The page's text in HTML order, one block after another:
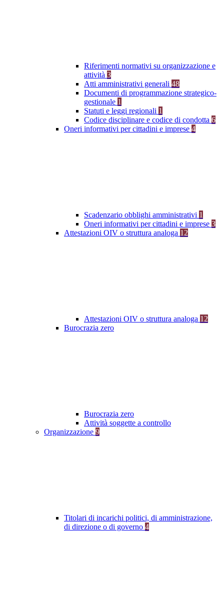
Riferimenti normativi su organizzazione e
attività 3
Atti amministrativi generali 48
Documenti di programmazione strategico-
gestionale 1
Statuti e leggi regionali 1
Codice disciplinare e codice di condotta 6
Oneri informativi per cittadini e imprese 4
Scadenzario obblighi amministrativi 1
Oneri informativi per cittadini e imprese 3
Attestazioni OIV o struttura analoga 12
Attestazioni OIV o struttura analoga 12
Burocrazia zero
Burocrazia zero
Attività soggette a controllo
Organizzazione 9
Titolari di incarichi politici, di amministrazione,
di direzione o di governo 4